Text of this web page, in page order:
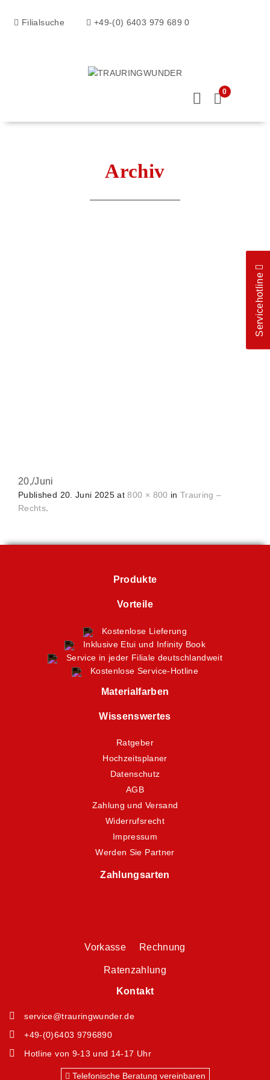
Filialsuche +49-(0) 6403 979 689 0
0
Archiv
20,/Juni
Published 20. Juni 2025 at800 × 800 inTrauring –
Rechts.
Produkte
Vorteile
Kostenlose Lieferung
Inklusive Etui und Infinity Book
Service in jeder Filiale deutschlandweit
Kostenlose Service-Hotline
Materialfarben
Wissenswertes
Ratgeber
Hochzeitsplaner
Datenschutz
AGB
Zahlung und Versand
Widerrufsrecht
Impressum
Werden Sie Partner
Zahlungsarten
Vorkasse Rechnung
Ratenzahlung
Kontakt
service@trauringwunder.de
+49-(0)6403 9796890
Hotline von 9-13 und 14-17 Uhr
Telefonische Beratung vereinbaren
Servicehotline